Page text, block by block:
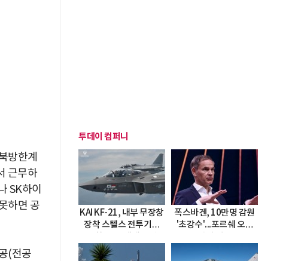
방한계
근무하
SK하이
하면 공
(전공
투데이 컴퍼니
KAI KF-21, 내부 무장창
장착 스텔스 전투기로
폭스바겐, 10만명 감원
'초강수'...포르쉐 오너